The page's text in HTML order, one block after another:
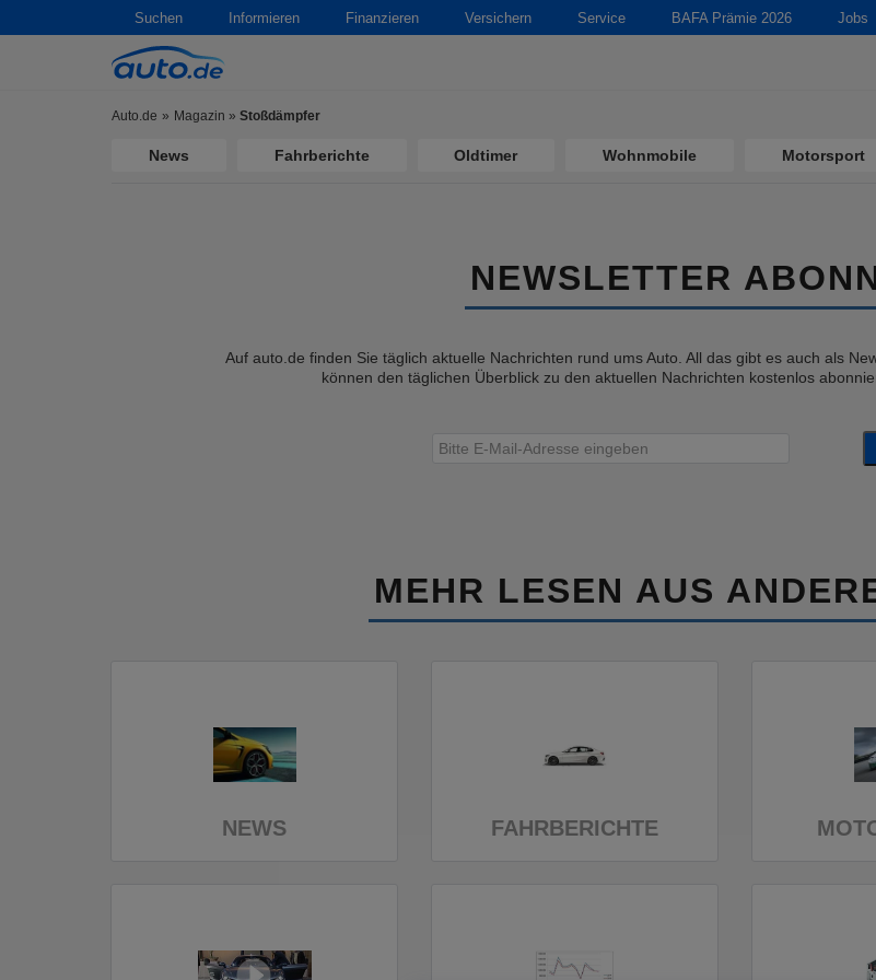
Suchen Informieren Finanzieren Versichern Service BAFA Prämie 2026 Jobs
Auto.de Magazin » Stoßdämpfer
News Fahrberichte Oldtimer Wohnmobile Motorsport
NEWSLETTER
Auf auto.de finden Sie täglich aktuelle Nachrichten rund ums Auto. All das gibt es auch als
können den täglichen Überblick zu den aktuellen Nachrichten kostenlos
MEHR LESEN AUS
NEWS FAHRBERICHTE